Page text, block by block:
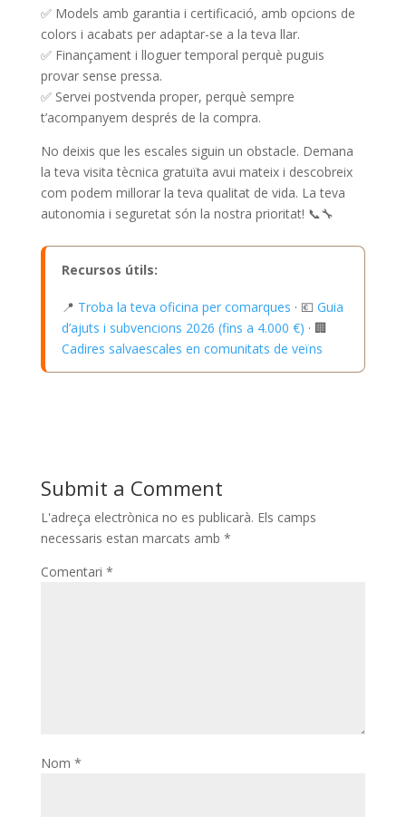
✅ Models amb garantia i certificació, amb opcions de
colors i acabats per adaptar-se a la teva llar.
✅ Finançament i lloguer temporal perquè puguis
provar sense pressa.
✅ Servei postvenda proper, perquè sempre
t’acompanyem després de la compra.
No deixis que les escales siguin un obstacle. Demana
la teva visita tècnica gratuïta avui mateix i descobreix
com podem millorar la teva qualitat de vida. La teva
autonomia i seguretat són la nostra prioritat! 📞🔧
Recursos útils:
📍 Troba la teva oficina per comarques · 💶 Guia
d’ajuts i subvencions 2026 (fins a 4.000 €) · 🏢
Cadires salvaescales en comunitats de veïns
Submit a Comment
L'adreça electrònica no es publicarà. Els camps
necessaris estan marcats amb *
Comentari *
Nom *